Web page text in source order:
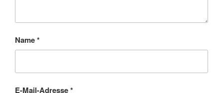
Name*
E-Mail-Adresse*